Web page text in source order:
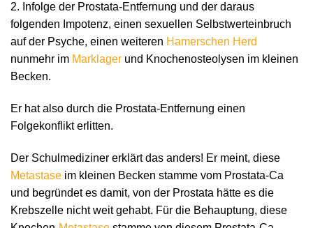
2. Infolge der Prostata-Entfernung und der daraus
folgenden Impotenz, einen sexuellen Selbstwerteinbruch
auf der Psyche, einen weiteren Hamerschen Herd
nunmehr im Marklager und Knochenosteolysen im kleinen
Becken.
Er hat also durch die Prostata-Entfernung einen
Folgekonflikt erlitten.
Der Schulmediziner erklärt das anders! Er meint, diese
Metastase im kleinen Becken stamme vom Prostata-Ca
und begründet es damit, von der Prostata hätte es die
Krebszelle nicht weit gehabt. Für die Behauptung, diese